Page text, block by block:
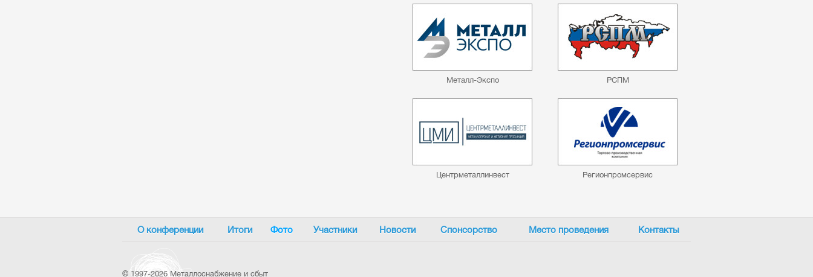
Металл-Экспо РСПМ
Центрметаллинвест Регионпромсервис
О конференции Итоги Фото Участники Новости Спонсорство Место проведения Контакты
© 1997-2026 Металлоснабжение и сбыт